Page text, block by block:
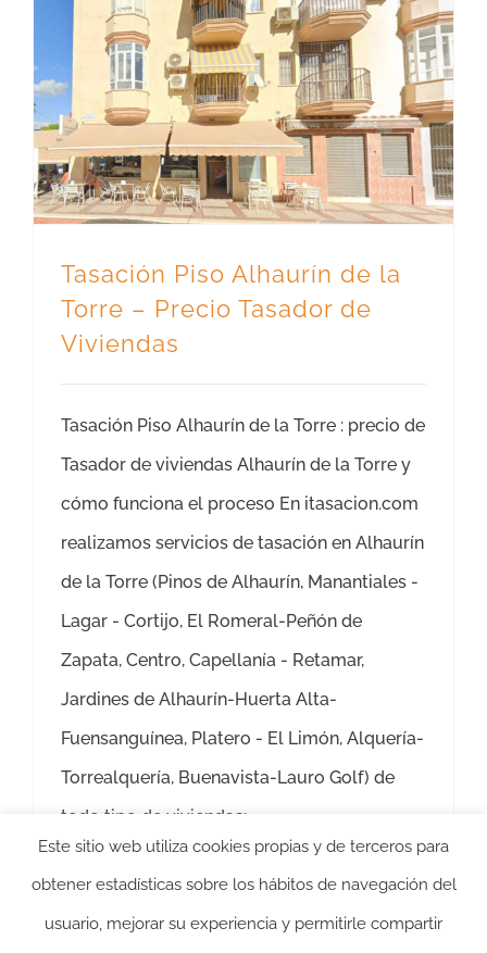
Tasación Piso Alhaurín de la
Torre – Precio Tasador de
Viviendas
Tasación Piso Alhaurín de la Torre : precio de
Tasador de viviendas Alhaurín de la Torre y
cómo funciona el proceso En itasacion.com
realizamos servicios de tasación en Alhaurín
de la Torre (Pinos de Alhaurín, Manantiales -
Lagar - Cortijo, El Romeral-Peñón de
Zapata, Centro, Capellanía - Retamar,
Jardines de Alhaurín-Huerta Alta-
Fuensanguínea, Platero - El Limón, Alquería-
Torrealquería, Buenavista-Lauro Golf) de
todo tipo de viviendas:
Más información
Este sitio web utiliza cookies propias y de terceros para
obtener estadísticas sobre los hábitos de navegación del
usuario, mejorar su experiencia y permitirle compartir